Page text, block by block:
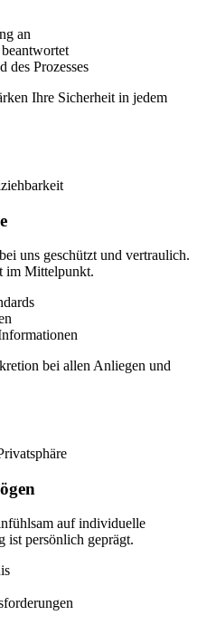
an
des Prozesses
Ihre Sicherheit in jedem
uns geschützt und vertraulich.
im Mittelpunkt.
bei allen Anliegen und
auf individuelle
ist persönlich geprägt.